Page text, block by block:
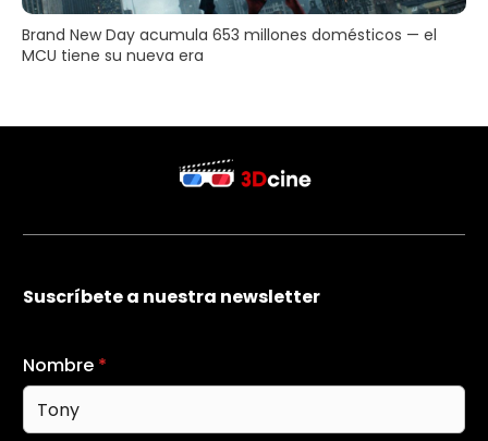
Brand New Day acumula 653 millones domésticos — el
MCU tiene su nueva era
Suscríbete a nuestra newsletter
Nombre *